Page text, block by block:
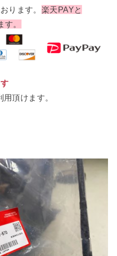
ります。 楽天PAYと
。
頂けます。